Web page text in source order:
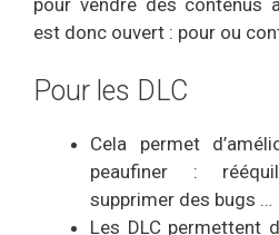
est donc ouvert : pour ou
Pour les DLC
Cela permet
peaufiner :
supprimer des bugs …
Les DLC permettent